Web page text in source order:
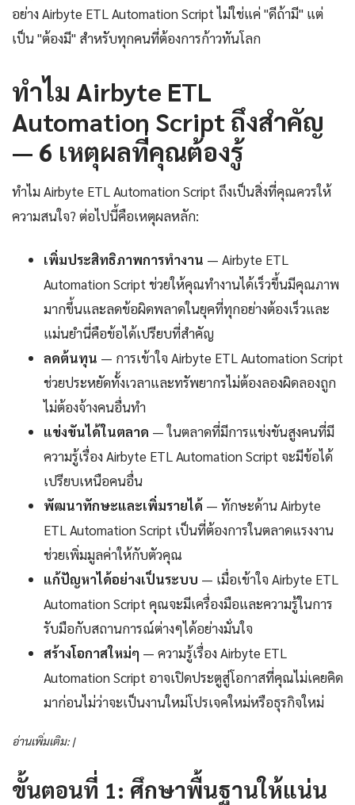
อย่าง Airbyte ETL Automation Script ไม่ใช่แค่ "ดีถ้ามี" แต่
เป็น "ต้องมี" สำหรับทุกคนที่ต้องการก้าวทันโลก
ทำไม Airbyte ETL
Automation Script ถึงสำคัญ
— 6 เหตุผลที่คุณต้องรู้
ทำไม Airbyte ETL Automation Script ถึงเป็นสิ่งที่คุณควรให้
ความสนใจ? ต่อไปนี้คือเหตุผลหลัก:
เพิ่มประสิทธิภาพการทำงาน — Airbyte ETL
Automation Script ช่วยให้คุณทำงานได้เร็วขึ้นมีคุณภาพ
มากขึ้นและลดข้อผิดพลาดในยุคที่ทุกอย่างต้องเร็วและ
แม่นยำนี่คือข้อได้เปรียบที่สำคัญ
ลดต้นทุน — การเข้าใจ Airbyte ETL Automation Script
ช่วยประหยัดทั้งเวลาและทรัพยากรไม่ต้องลองผิดลองถูก
ไม่ต้องจ้างคนอื่นทำ
แข่งขันได้ในตลาด — ในตลาดที่มีการแข่งขันสูงคนที่มี
ความรู้เรื่อง Airbyte ETL Automation Script จะมีข้อได้
เปรียบเหนือคนอื่น
พัฒนาทักษะและเพิ่มรายได้ — ทักษะด้าน Airbyte
ETL Automation Script เป็นที่ต้องการในตลาดแรงงาน
ช่วยเพิ่มมูลค่าให้กับตัวคุณ
แก้ปัญหาได้อย่างเป็นระบบ — เมื่อเข้าใจ Airbyte ETL
Automation Script คุณจะมีเครื่องมือและความรู้ในการ
รับมือกับสถานการณ์ต่างๆได้อย่างมั่นใจ
สร้างโอกาสใหม่ๆ — ความรู้เรื่อง Airbyte ETL
Automation Script อาจเปิดประตูสู่โอกาสที่คุณไม่เคยคิด
มาก่อนไม่ว่าจะเป็นงานใหม่โปรเจคใหม่หรือธุรกิจใหม่
อ่านเพิ่มเติม: |
ขั้นตอนที่ 1: ศึกษาพื้นฐานให้แน่น